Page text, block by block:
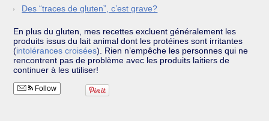
Des “traces de gluten”, c’est grave?
En plus du gluten, mes recettes excluent généralement les
produits issus du lait animal dont les protéines sont irritantes
(intolérances croisées). Rien n’empêche les personnes qui ne
rencontrent pas de problème avec les produits laitiers de
continuer à les utiliser!
Follow